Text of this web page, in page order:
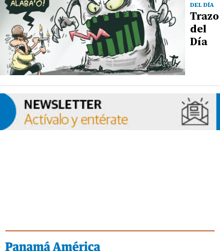
DEL DÍA
Trazo
del
Día